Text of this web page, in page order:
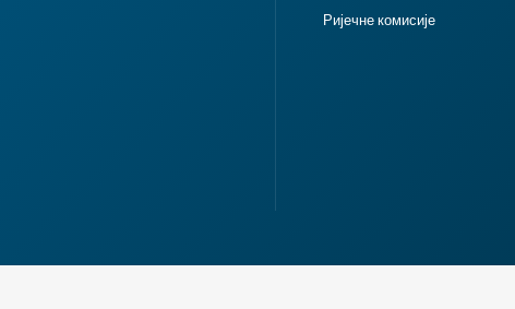
Ријечне комисије